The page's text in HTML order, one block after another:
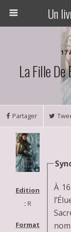
Un
17
La Fille De
Partager
Edition
: R
Format
À